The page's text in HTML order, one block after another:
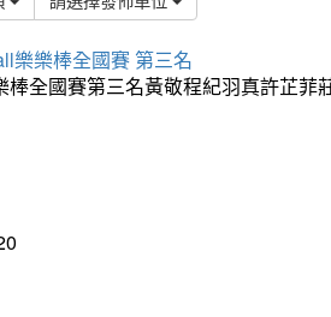
樂樂棒全國賽 第三名
全國賽第三名黃敬程紀羽真許芷